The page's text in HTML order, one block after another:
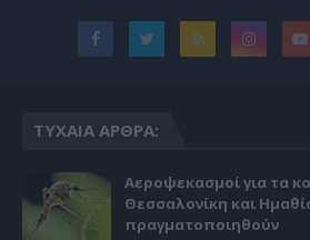
ΤΥΧΑΊΑ ΆΡΘΡΑ:
Αεροψεκασμοί για τα
Θεσσαλονίκη και
πραγματοποιηθούν